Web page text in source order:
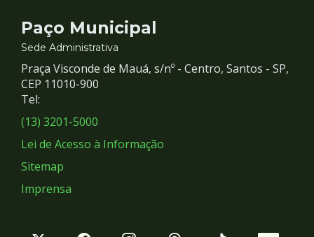
Contato
e
Redes
Sociais
Paço Municipal
Sede Administrativa
Praça Visconde de Mauá, s/nº - Centro, Santos - SP,
CEP 11010-900
Tel:
(13) 3201-5000
Lei de Acesso à Informação
Sitemap
Imprensa